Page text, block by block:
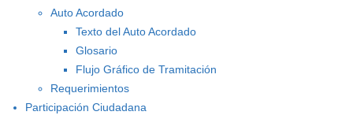
Auto Acordado
Texto del Auto Acordado
Glosario
Flujo Gráfico de Tramitación
Requerimientos
Participación Ciudadana